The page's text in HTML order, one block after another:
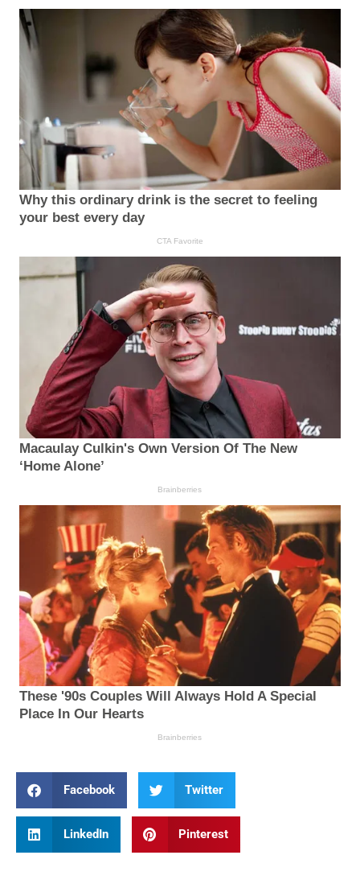
Facebook Twitter
LinkedIn Pinterest